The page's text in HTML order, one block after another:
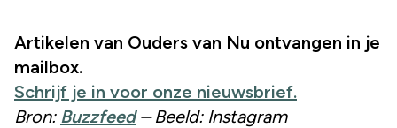
Artikelen van Ouders van Nu ontvangen in je
mailbox.
Schrijf je in voor onze nieuwsbrief.
Bron: Buzzfeed– Beeld: Instagram